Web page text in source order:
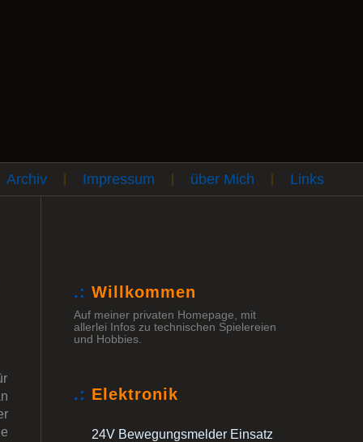
Archiv Impressum über Mich Links
.: Willkommen
Auf meiner privaten Homepage, mit
allerlei Infos zu technischen Spielereien
und Hobbies.
.: Elektronik
24V Bewegungsmelder Einsatz